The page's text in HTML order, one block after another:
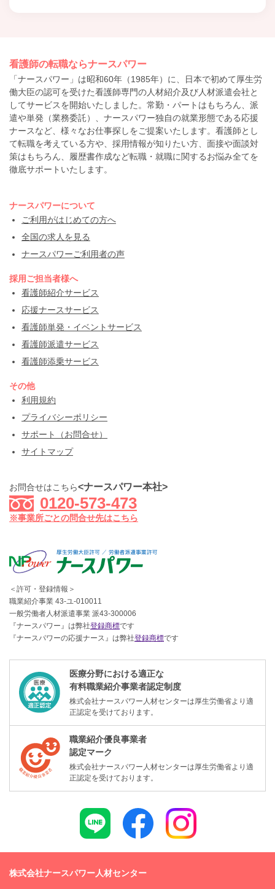
看護師の転職ならナースパワー
「ナースパワー」は昭和60年（1985年）に、日本で初めて厚生労
働大臣の認可を受けた看護師専門の人材紹介及び人材派遣会社と
してサービスを開始いたしました。常勤・パートはもちろん、派
遣や単発（業務委託）、ナースパワー独自の就業形態である応援
ナースなど、様々なお仕事探しをご提案いたします。看護師とし
て転職を考えている方や、採用情報が知りたい方、面接や面談対
策はもちろん、履歴書作成など転職・就職に関するお悩み全てを
徹底サポートいたします。
ナースパワーについて
ご利用がはじめての方へ
全国の求人を見る
ナースパワーご利用者の声
採用ご担当者様へ
看護師紹介サービス
応援ナースサービス
看護師単発・イベントサービス
看護師派遣サービス
看護師添乗サービス
その他
利用規約
プライバシーポリシー
サポート（お問合せ）
サイトマップ
お問合せはこちら<ナースパワー本社>
0120-573-473
※事業所ごとの問合せ先はこちら
＜許可・登録情報＞
職業紹介事業 43-ユ-010011
一般労働者人材派遣事業 派43-300006
『ナースパワー』は弊社登録商標です
『ナースパワーの応援ナース』は弊社登録商標です
医療分野における適正な
有料職業紹介事業者認定制度
株式会社ナースパワー人材センターは厚生労働省より適
正認定を受けております。
職業紹介優良事業者
認定マーク
株式会社ナースパワー人材センターは厚生労働省より適
正認定を受けております。
株式会社ナースパワー人材センター